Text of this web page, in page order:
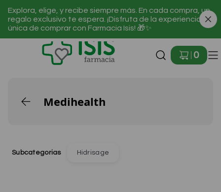
Explora, elige, y recibe siempre más. En cada compra, un
regalo exclusivo te espera. ¡Disfruta de la experiencia
única de comprar con Farmacia Isis! 🎁✨
0
Medihealth
Subcategorias Hidrisage